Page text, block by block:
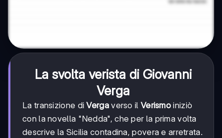
La svolta verista di Giovanni
Verga
La transizione diVergaverso il Verismo iniziò
con la novella "Nedda", che per la prima volta
descrive la Sicilia contadina, povera e arretrata.